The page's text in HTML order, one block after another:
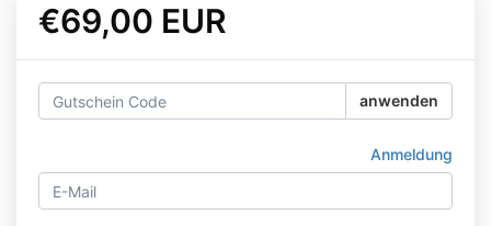
€69,00 EUR
anwenden
Anmeldung